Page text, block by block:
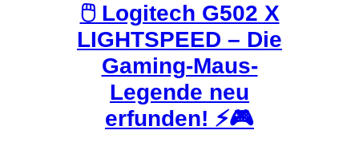
🖱️ Logitech G502 X
LIGHTSPEED – Die
Gaming-Maus-
Legende neu
erfunden! ⚡🎮